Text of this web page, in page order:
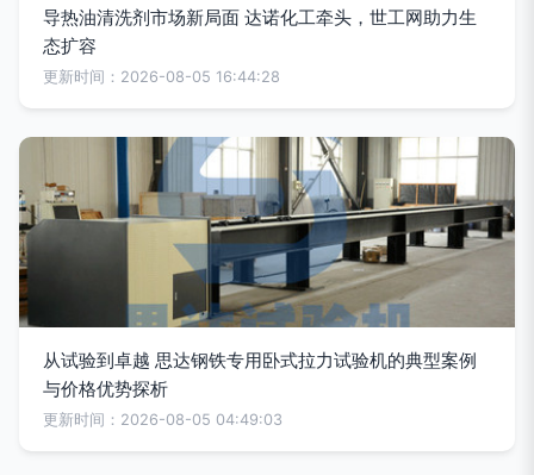
导热油清洗剂市场新局面 达诺化工牵头，世工网助力生
态扩容
更新时间：2026-08-05 16:44:28
从试验到卓越 思达钢铁专用卧式拉力试验机的典型案例
与价格优势探析
更新时间：2026-08-05 04:49:03